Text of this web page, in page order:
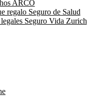
ARCO
regalo Seguro de Salud
legales Seguro Vida Zurich